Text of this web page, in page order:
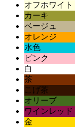
オフホワイト
カーキ
ベージュ
オレンジ
水色
ピンク
白
茶
こげ茶
オリーブ
ワインレッド
金